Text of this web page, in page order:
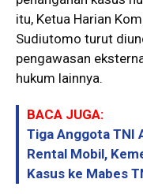
itu, Ketua Harian
Sudiutomo turut
pengawasan
hukum lainnya.
BACA JUGA:
Tiga Anggota TNI
Rental Mobil,
Kasus ke Mabes